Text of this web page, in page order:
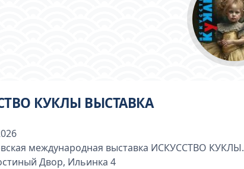
КУКЛЫ ВЫСТАВКА
международная выставка ИСКУССТВО КУКЛЫ.
Двор, Ильинка 4